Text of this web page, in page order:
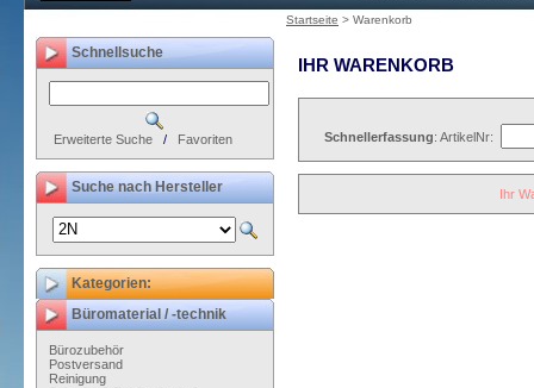
Startseite > Warenkorb
IHR WARENKORB
Schnellerfassung: ArtikelNr:
Ihr
Schnellsuche
Erweiterte Suche / Favoriten
Suche nach Hersteller
Kategorien:
Büromaterial / -technik
Bürozubehör
Postversand
Reinigung